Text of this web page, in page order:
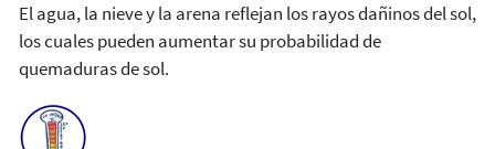
El agua, la nieve y la arena reflejan los rayos dañinos del sol,
los cuales pueden aumentar su probabilidad de
quemaduras de sol.